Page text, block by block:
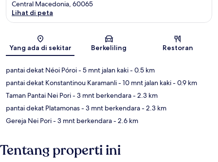
Central Macedonia, 60065
Lihat di peta
Yang ada di sekitar Berkeliling Restoran
pantai dekat Néoi Póroi- 5 mnt jalan kaki- 0.5 km
pantai dekat Konstantinou Karamanli- 10 mnt jalan kaki- 0.9 km
Taman Pantai Nei Pori- 3 mnt berkendara- 2.3 km
pantai dekat Platamonas- 3 mnt berkendara- 2.3 km
Gereja Nei Pori- 3 mnt berkendara- 2.6 km
Tentang properti ini